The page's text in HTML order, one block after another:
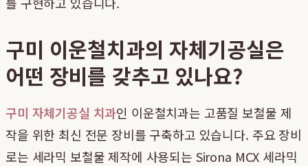
구미 이운철치과의 자체기공실은
어떤 장비를 갖추고 있나요?
구미 자체기공실 치과인 이운철치과는 고품질 보철물 제
작을 위한 최신 전문 장비를 구축하고 있습니다. 주요 장비
로는 세라믹 보철물 제작에 사용되는 Sirona MCX 세라믹